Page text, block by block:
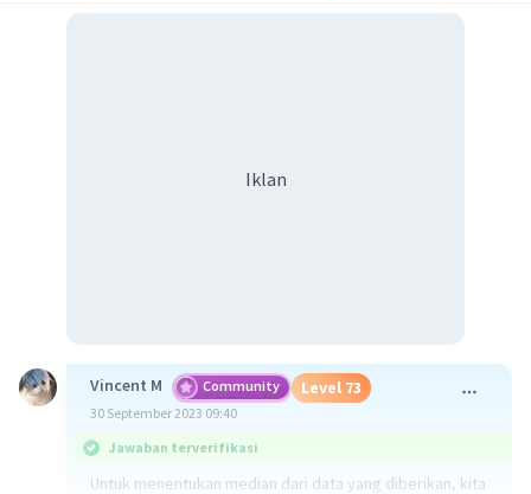
Iklan
Vincent M Community Level 73
30 September 2023 09:40
Jawaban terverifikasi
Untuk menentukan median dari data yang diberikan, kita